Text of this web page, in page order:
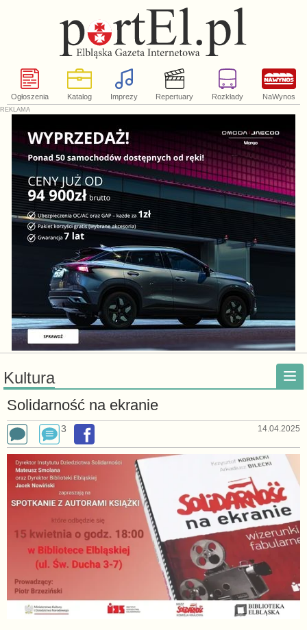
Ogłoszenia Katalog Imprezy Repertuary Rozkłady NaWynos
Kultura
Solidarność na ekranie
3 14.04.2025